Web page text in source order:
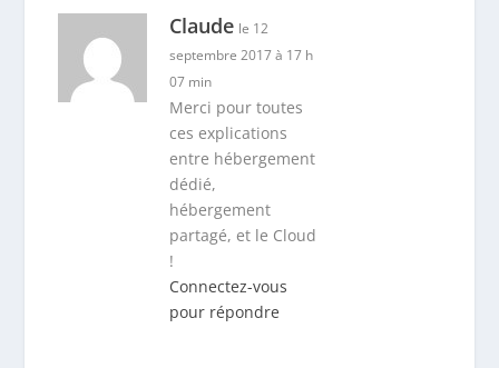
Claude le 12
septembre 2017 à 17 h
07 min
Merci pour toutes
ces explications
entre hébergement
dédié,
hébergement
partagé, et le Cloud
!
Connectez-vous
pour répondre